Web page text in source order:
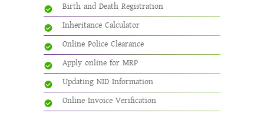
Birth and Death Registration
Inheritance Calculator
Online Police Clearance
Apply online for MRP
Updating NID Information
Online Invoice Verification